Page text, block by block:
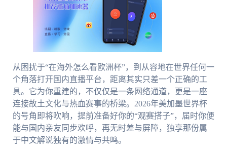
从困扰于“在海外怎么看欧洲杯”，到从容地在世界任何一
个角落打开国内直播平台，距离其实只差一个正确的工
具。它为你重建的，不仅仅是一条网络通道，更是一座
连接故土文化与热血赛事的桥梁。2026年美加墨世界杯
的号角即将吹响，提前准备好你的“观赛搭子”，届时你便
能与国内亲友同步欢呼，再无时差与屏障，独享那份属
于中文解说独有的激情与共鸣。